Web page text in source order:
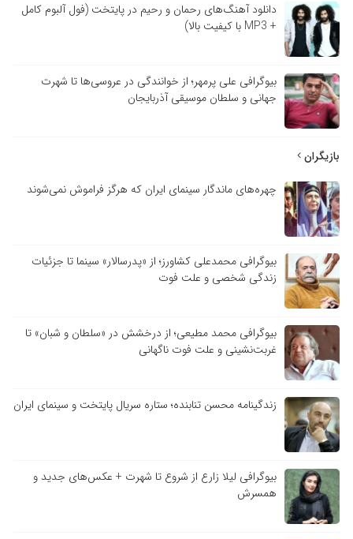
دانلود آهنگ‌های رحمان و رحیم در پایتخت (فول آلبوم کامل
+ MP3 با کیفیت بالا)
بیوگرافی علی پرمهر؛ از خوانندگی در عروسی‌ها تا شهرت
جهانی و سلطان موسیقی آذربایجان
بازیگران
چهره‌های ماندگار سینمای ایران که هرگز فراموش نمی‌شوند
بیوگرافی محمدعلی کشاورز؛ از «پدرسالار» سینما تا جزئیات
زندگی شخصی و علت فوت
بیوگرافی محمد مطیعی؛ از درخشش در «سلطان و شبان» تا
غربت‌نشینی و علت فوت ناگهانی
زندگینامه محسن تنابنده؛ ستاره سریال پایتخت و سینمای ایران
بیوگرافی لیلا زارع از شروع تا شهرت + عکس‌های جدید و
همسرش